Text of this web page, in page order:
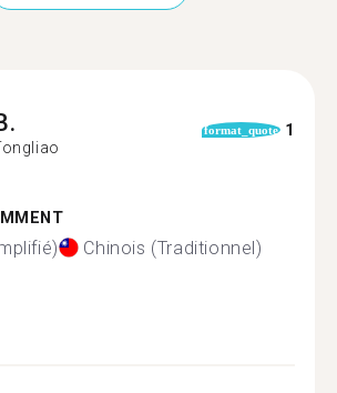
format_quote 1
Chinois (Traditionnel)